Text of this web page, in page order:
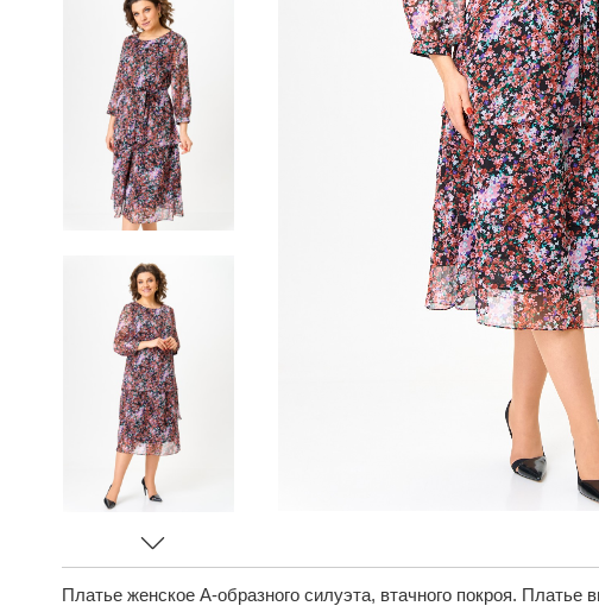
Платье женское А-образного силуэта, втачного покроя.